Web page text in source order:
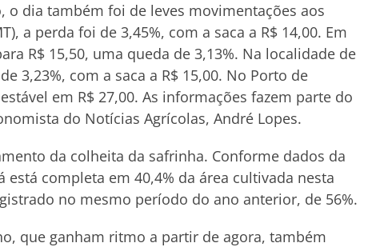
o dia também foi de leves movimentações aos
a perda foi de 3,45%, com a saca a R$ 14,00. Em
R$ 15,50, uma queda de 3,13%. Na localidade de
3,23%, com a saca a R$ 15,00. No Porto de
em R$ 27,00. As informações fazem parte do
do Notícias Agrícolas, André Lopes.
da colheita da safrinha. Conforme dados da
completa em 40,4% da área cultivada nesta
no mesmo período do ano anterior, de 56%.
que ganham ritmo a partir de agora, também